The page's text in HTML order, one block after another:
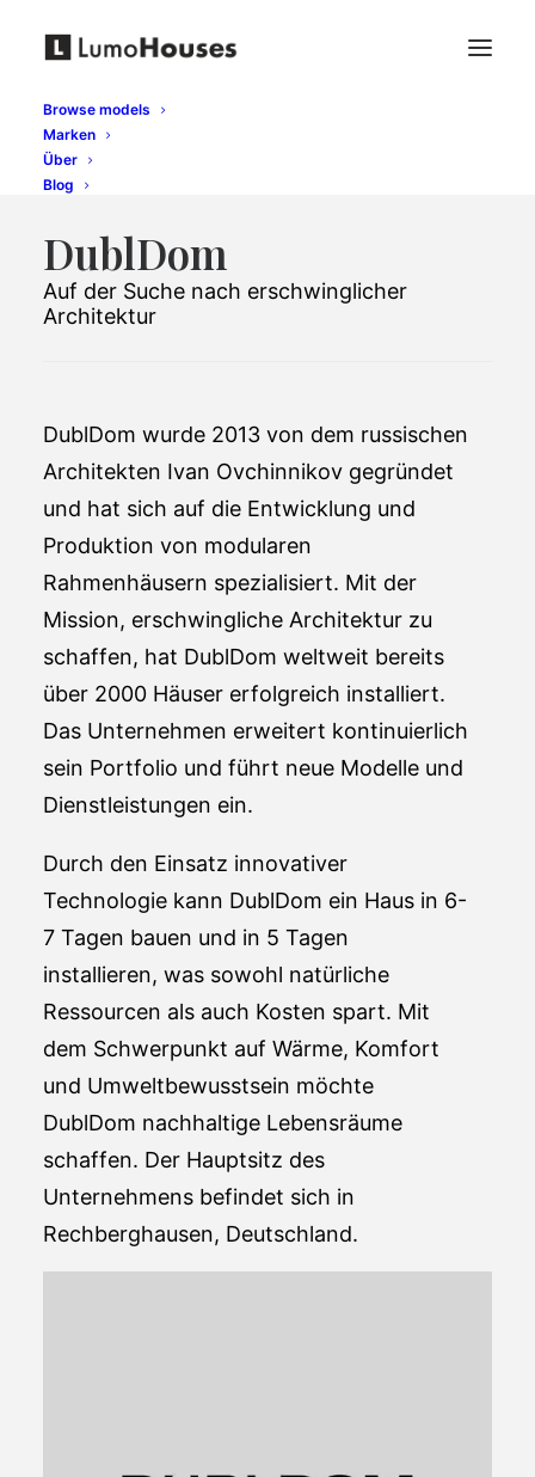
Browse models
Marken
Über
Blog
DublDom
Auf der Suche nach erschwinglicher
Architektur
DublDom wurde 2013 von dem russischen
Architekten Ivan Ovchinnikov gegründet
und hat sich auf die Entwicklung und
Produktion von modularen
Rahmenhäusern spezialisiert. Mit der
Mission, erschwingliche Architektur zu
schaffen, hat DublDom weltweit bereits
über 2000 Häuser erfolgreich installiert.
Das Unternehmen erweitert kontinuierlich
sein Portfolio und führt neue Modelle und
Dienstleistungen ein.
Durch den Einsatz innovativer
Technologie kann DublDom ein Haus in 6-
7 Tagen bauen und in 5 Tagen
installieren, was sowohl natürliche
Ressourcen als auch Kosten spart. Mit
dem Schwerpunkt auf Wärme, Komfort
und Umweltbewusstsein möchte
DublDom nachhaltige Lebensräume
schaffen. Der Hauptsitz des
Unternehmens befindet sich in
Rechberghausen, Deutschland.